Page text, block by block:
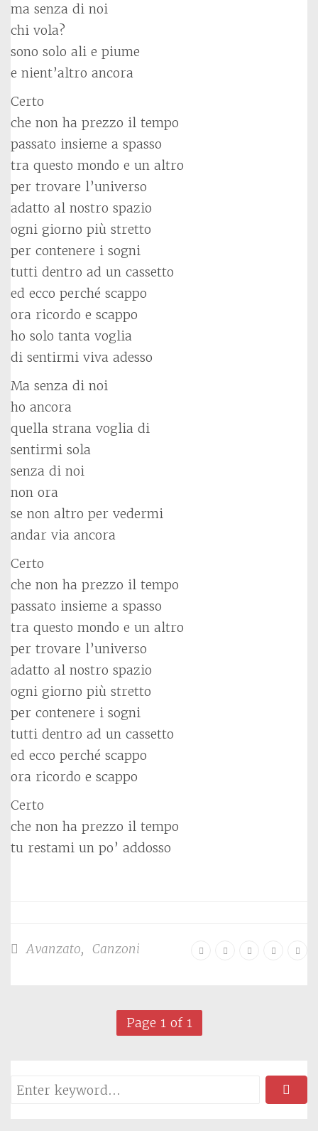
ma senza di noi
chi vola?
sono solo ali e piume
e nient’altro ancora
Certo
che non ha prezzo il tempo
passato insieme a spasso
tra questo mondo e un altro
per trovare l’universo
adatto al nostro spazio
ogni giorno più stretto
per contenere i sogni
tutti dentro ad un cassetto
ed ecco perché scappo
ora ricordo e scappo
ho solo tanta voglia
di sentirmi viva adesso
Ma senza di noi
ho ancora
quella strana voglia di
sentirmi sola
senza di noi
non ora
se non altro per vedermi
andar via ancora
Certo
che non ha prezzo il tempo
passato insieme a spasso
tra questo mondo e un altro
per trovare l’universo
adatto al nostro spazio
ogni giorno più stretto
per contenere i sogni
tutti dentro ad un cassetto
ed ecco perché scappo
ora ricordo e scappo
Certo
che non ha prezzo il tempo
tu restami un po’ addosso
Avanzato, Canzoni
Page 1 of 1